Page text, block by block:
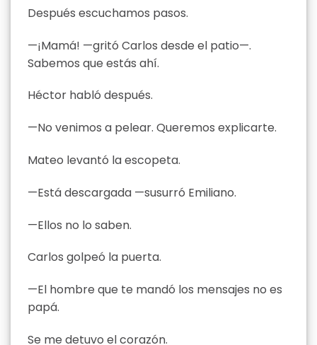
Después escuchamos pasos.
—¡Mamá! —gritó Carlos desde el patio—.
Sabemos que estás ahí.
Héctor habló después.
—No venimos a pelear. Queremos explicarte.
Mateo levantó la escopeta.
—Está descargada —susurró Emiliano.
—Ellos no lo saben.
Carlos golpeó la puerta.
—El hombre que te mandó los mensajes no es
papá.
Se me detuvo el corazón.